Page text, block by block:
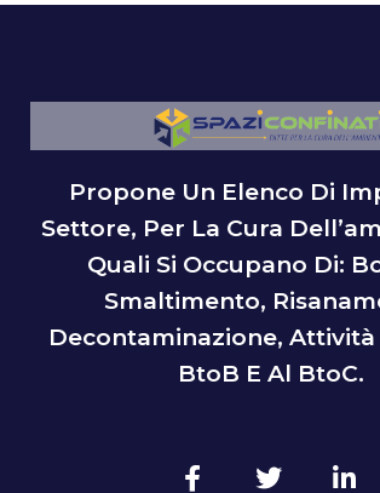
Propone Un Elenco Di
Settore, Per La Cura
Quali Si Occupano Di:
Smaltimento,
Decontaminazione, Attività
BtoB E Al BtoC.